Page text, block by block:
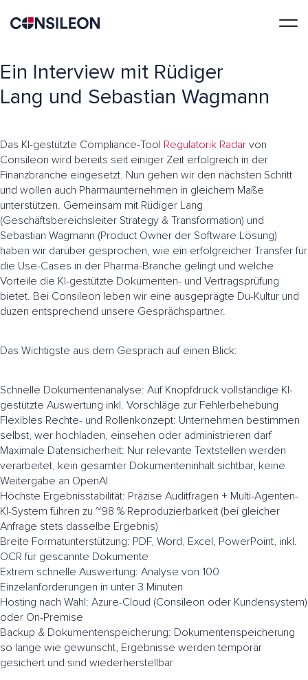
Ein Interview mit Rüdiger
Lang und Sebastian Wagmann
Das KI-gestützte Compliance-Tool Regulatorik Radar von
Consileon wird bereits seit einiger Zeit erfolgreich in der
Finanzbranche eingesetzt. Nun gehen wir den nächsten Schritt
und wollen auch Pharmaunternehmen in gleichem Maße
unterstützen. Gemeinsam mit Rüdiger Lang
(Geschäftsbereichsleiter Strategy & Transformation) und
Sebastian Wagmann (Product Owner der Software Lösung)
haben wir darüber gesprochen, wie ein erfolgreicher Transfer für
die Use-Cases in der Pharma-Branche gelingt und welche
Vorteile die KI-gestützte Dokumenten- und Vertragsprüfung
bietet. Bei Consileon leben wir eine ausgeprägte Du-Kultur und
duzen entsprechend unsere Gesprächspartner.
Das Wichtigste aus dem Gespräch auf einen Blick:
Schnelle Dokumentenanalyse: Auf Knopfdruck vollständige KI-
gestützte Auswertung inkl. Vorschläge zur Fehlerbehebung
Flexibles Rechte- und Rollenkonzept: Unternehmen bestimmen
selbst, wer hochladen, einsehen oder administrieren darf
Maximale Datensicherheit: Nur relevante Textstellen werden
verarbeitet, kein gesamter Dokumenteninhalt sichtbar, keine
Weitergabe an OpenAI
Höchste Ergebnisstabilität: Präzise Auditfragen + Multi-Agenten-
KI-System führen zu ~98 % Reproduzierbarkeit (bei gleicher
Anfrage stets dasselbe Ergebnis)
Breite Formatunterstützung: PDF, Word, Excel, PowerPoint, inkl.
OCR für gescannte Dokumente
Extrem schnelle Auswertung: Analyse von 100
Einzelanforderungen in unter 3 Minuten
Hosting nach Wahl: Azure-Cloud (Consileon oder Kundensystem)
oder On-Premise
Backup & Dokumentenspeicherung: Dokumentenspeicherung
so lange wie gewünscht, Ergebnisse werden temporär
gesichert und sind wiederherstellbar